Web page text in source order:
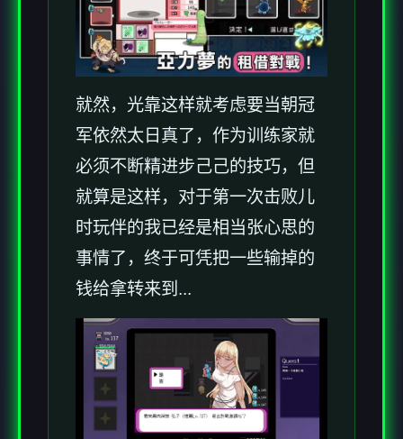
就然，光靠这样就考虑要当朝冠
军依然太日真了，作为训练家就
必须不断精进步己己的技巧，但
就算是这样，对于第一次击败儿
时玩伴的我已经是相当张心思的
事情了，终于可凭把一些输掉的
钱给拿转来到...